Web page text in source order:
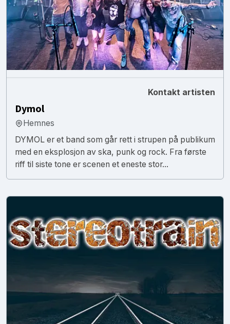
Kontakt artisten
Dymol
Hemnes
DYMOL er et band som går rett i strupen på publikum
med en eksplosjon av ska, punk og rock. Fra første
riff til siste tone er scenen et eneste stor...